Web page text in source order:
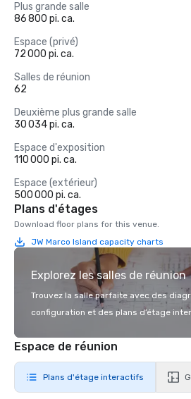
Plus grande salle
86 800 pi. ca.
Espace (privé)
72 000 pi. ca.
Salles de réunion
62
Deuxième plus grande salle
30 034 pi. ca.
Espace d'exposition
110 000 pi. ca.
Espace (extérieur)
500 000 pi. ca.
Plans d'étages
Download floor plans for this venue.
JW Marco Island capacity charts
Explorez les salles de réunion
Trouvez la salle parfaite avec des
configuration et des plans d’étage
Espace de réunion
Plans d'étage interactifs